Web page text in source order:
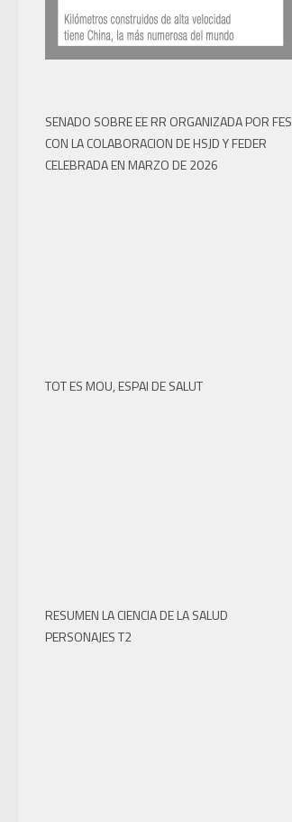
SENADO SOBRE EE RR ORGANIZADA POR FES
CON LA COLABORACION DE HSJD Y FEDER
CELEBRADA EN MARZO DE 2026
TOT ES MOU, ESPAI DE SALUT
RESUMEN LA CIENCIA DE LA SALUD
PERSONAJES T2